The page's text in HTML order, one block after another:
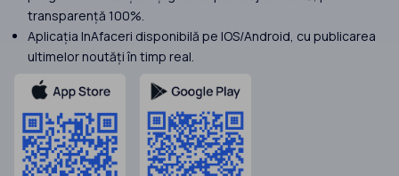
transparență 100%.
Aplicația InAfaceri disponibilă pe IOS/Android, cu publicarea
ultimelor noutăți în timp real.